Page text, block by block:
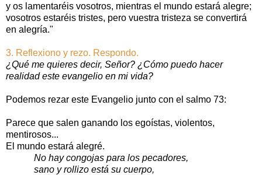
y os lamentaréis vosotros, mientras el mundo estará alegre;
vosotros estaréis tristes, pero vuestra tristeza se convertirá
en alegría."
3. Reflexiono y rezo. Respondo.
¿Qué me quieres decir, Señor? ¿Cómo puedo hacer
realidad este evangelio en mi vida?
Podemos rezar este Evangelio junto con el salmo 73:
Parece que salen ganando los egoístas, violentos,
mentirosos...
El mundo estará alegré.
No hay congojas para los pecadores,
sano y rollizo está su cuerpo,